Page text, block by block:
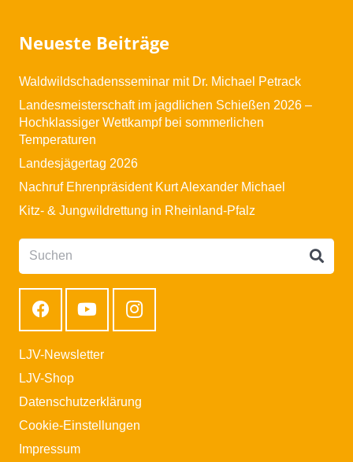
Neueste Beiträge
Waldwildschadensseminar mit Dr. Michael Petrack
Landesmeisterschaft im jagdlichen Schießen 2026 –
Hochklassiger Wettkampf bei sommerlichen
Temperaturen
Landesjägertag 2026
Nachruf Ehrenpräsident Kurt Alexander Michael
Kitz- & Jungwildrettung in Rheinland-Pfalz
LJV-Newsletter
LJV-Shop
Datenschutzerklärung
Cookie-Einstellungen
Impressum